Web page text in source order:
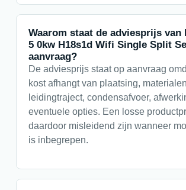
Waarom staat de adviesprijs van
5 0kw H18s1d Wifi Single Split
aanvraag?
De adviesprijs staat op aanvraag
kost afhangt van plaatsing,
leidingtraject, condensafvoer,
eventuele opties. Een losse
daardoor misleidend zijn wanneer
is inbegrepen.